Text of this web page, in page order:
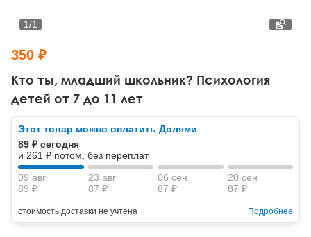
Другие направления психотерапии
Классический, эриксоновский гипноз и НЛП
НЛП
Социальная психология
Классический и юнгианский психоанализ
Кто ты, младший школьник? Психология
детей от 7 до 11 лет
1/1
350 ₽
Этот товар можно оплатить Долями
89 ₽ сегодня
и 261 ₽ потом, без переплат
09 авг
89 ₽
23 авг
87 ₽
06 сен
87 ₽
20 сен
87 ₽
стоимость доставки не учтена Подробнее